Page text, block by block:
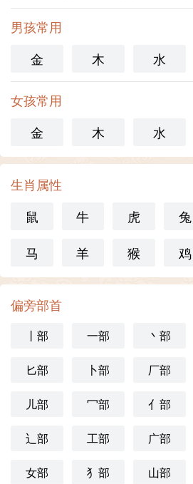
男孩常用
金
木 水
女孩常用
金
木 水
生肖属性
鼠
牛 虎 兔
马
羊 猴 鸡
偏旁部首
丨部 一部 丶部
匕部 卜部 厂部
儿部 冖部 亻部
辶部 工部 广部
女部 犭部 山部